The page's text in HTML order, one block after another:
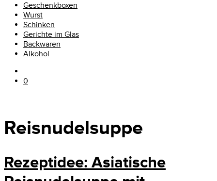
Geschenkboxen
Wurst
Schinken
Gerichte im Glas
Backwaren
Alkohol
0
Reisnudelsuppe
Rezeptidee: Asiatische